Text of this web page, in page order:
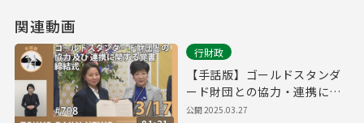
関連動画
行財政
【手話版】ゴールドスタンダ
ード財団との協力・連携に関
する覚書締結式（令和7年3月
公開2025.03.27